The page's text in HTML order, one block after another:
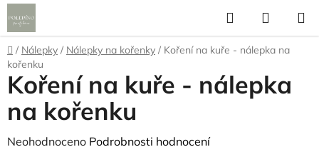
Přejít
na
obsah
Hledat
KOŠÍK
Domů
/ Nálepky / Nálepky na kořenky / Koření na kuře - nálepka na
kořenku
Koření na kuře - nálepka
na kořenku
Průměrné
Neohodnoceno Podrobnosti hodnocení